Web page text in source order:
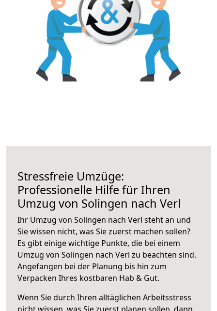
Stressfreie Umzüge:
Professionelle Hilfe für Ihren
Umzug von Solingen nach Verl
Ihr Umzug von Solingen nach Verl steht an und
Sie wissen nicht, was Sie zuerst machen sollen?
Es gibt einige wichtige Punkte, die bei einem
Umzug von Solingen nach Verl zu beachten sind.
Angefangen bei der Planung bis hin zum
Verpacken Ihres kostbaren Hab & Gut.
Wenn Sie durch Ihren alltäglichen Arbeitsstress